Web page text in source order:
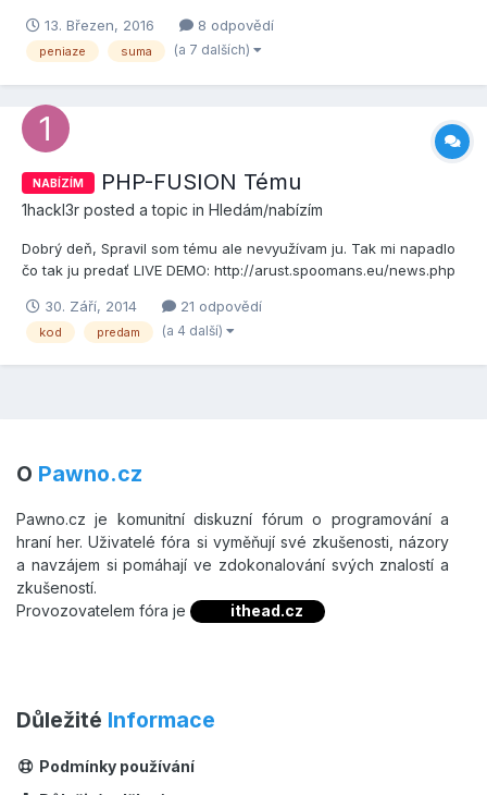
podľa mojích želaní a návrhov vedel zostaviť jednoduché ale
krásne a detailné logo, pokiaľ to bude mať skutočne úroveň...
13. Březen, 2016 8 odpovědí
peniaze suma (a 7 dalších)
NABÍZÍM PHP-FUSION Tému
1hackl3r posted a topic in Hledám/nabízím
Dobrý deň, Spravil som tému ale nevyužívam ju. Tak mi napadlo
čo tak ju predať LIVE DEMO: http://arust.spoomans.eu/news.php
30. Září, 2014
21 odpovědí
kod predam (a 4 další)
O Pawno.cz
Pawno.cz je komunitní diskuzní fórum o programování a
hraní her. Uživatelé fóra si vyměňují své zkušenosti, názory
a navzájem si pomáhají ve zdokonalování svých znalostí a
zkušeností.
Provozovatelem fóra je
ithead.cz
Důležité Informace
Podmínky používání